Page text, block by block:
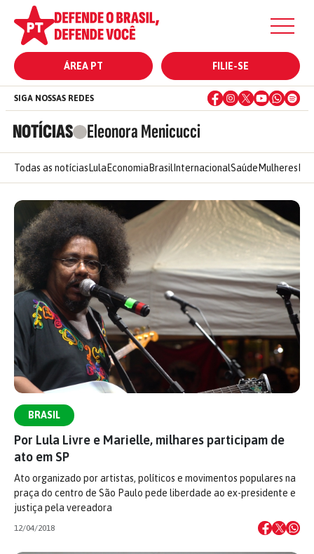
ÁREA PT FILIE-SE
NOTÍCIAS Eleonora Menicucci
SIGA NOSSAS REDES
Todas as notícias Lula Economia Brasil InternacionalSaúde Mulheres
BRASIL
Por Lula Livre e Marielle, milhares participam de
ato em SP
Ato organizado por artistas, políticos e movimentos populares na
praça do centro de São Paulo pede liberdade ao ex-presidente e
justiça pela vereadora
12/04/2018